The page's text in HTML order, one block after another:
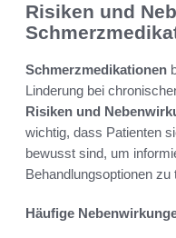
Risiken und
Schmerzmedikationen
Linderung bei
Risiken und
wichtig, dass Patienten
bewusst sind, um
Behandlungsoptionen zu
Häufige